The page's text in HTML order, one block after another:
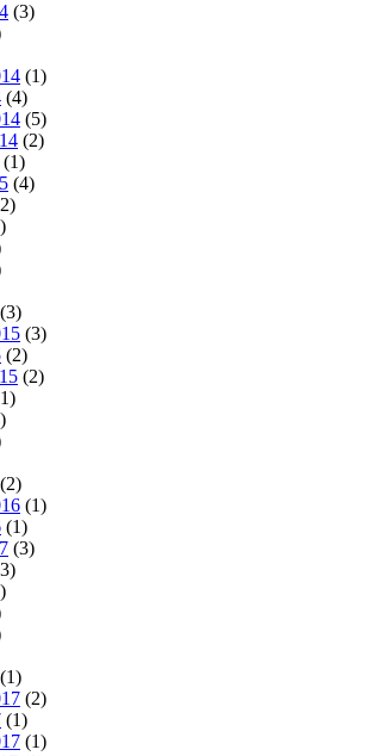
(3)
(1)
(4)
(5)
(2)
(1)
(4)
(3)
(3)
(2)
(2)
(2)
(1)
(1)
(3)
(1)
(2)
(1)
(1)